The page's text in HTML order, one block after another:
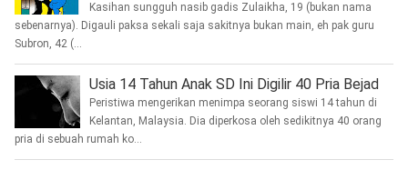
Kasihan sungguh nasib gadis Zulaikha, 19 (bukan nama
sebenarnya). Digauli paksa sekali saja sakitnya bukan main, eh pak guru
Subron, 42 (...
Usia 14 Tahun Anak SD Ini Digilir 40 Pria Bejad
Peristiwa mengerikan menimpa seorang siswi 14 tahun di
Kelantan, Malaysia. Dia diperkosa oleh sedikitnya 40 orang
pria di sebuah rumah ko...